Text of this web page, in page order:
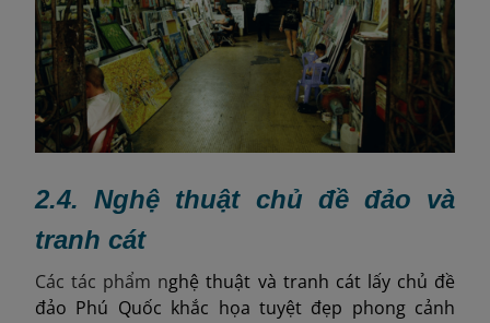
2.4. Nghệ thuật chủ đề đảo và
tranh cát
Các tác phẩm nghệ thuật và tranh cát lấy chủ đề
đảo Phú Quốc khắc họa tuyệt đẹp phong cảnh